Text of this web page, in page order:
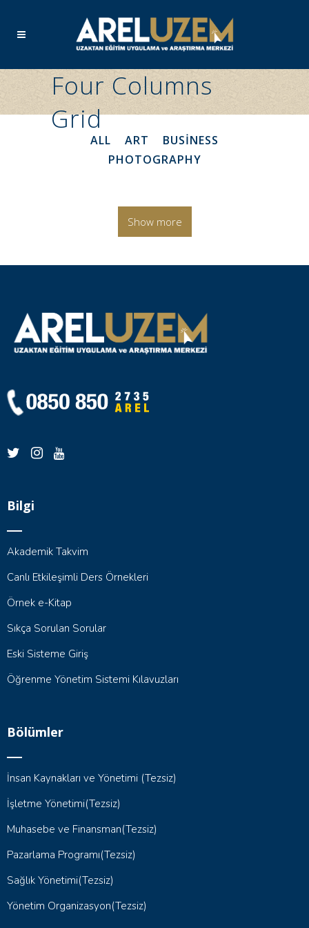
Four Columns
Grid
ALL ART
BUSINESS
PHOTOGRAPHY
Show more
Bilgi
Akademik Takvim
Canlı Etkileşimli Ders Örnekleri
Örnek e-Kitap
Sıkça Sorulan Sorular
Eski Sisteme Giriş
Öğrenme Yönetim Sistemi Kılavuzları
Bölümler
İnsan Kaynakları ve Yönetimi (Tezsiz)
İşletme Yönetimi(Tezsiz)
Muhasebe ve Finansman(Tezsiz)
Pazarlama Programı(Tezsiz)
Sağlık Yönetimi(Tezsiz)
Yönetim Organizasyon(Tezsiz)